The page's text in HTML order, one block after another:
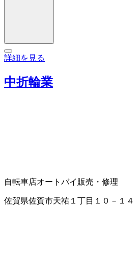
詳細を見る
中折輪業
自転車店オートバイ販売・修理
佐賀県佐賀市天祐１丁目１０－１４